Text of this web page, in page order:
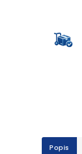
Popis